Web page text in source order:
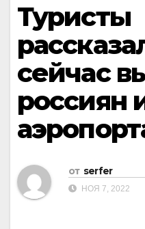
Туристы
сейчас
россиян
от serfer
НОЯ 7, 2022